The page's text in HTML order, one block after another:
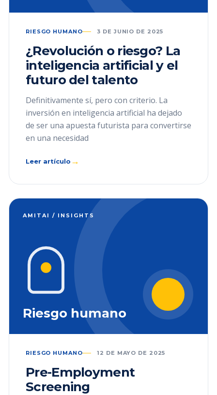
RIESGO HUMANO 3 DE JUNIO DE 2025
¿Revolución o riesgo? La
inteligencia artificial y el
futuro del talento
Definitivamente sí, pero con criterio. La
inversión en inteligencia artificial ha dejado
de ser una apuesta futurista para convertirse
en una necesidad
Leer artículo →
AMITAI / INSIGHTS
Riesgo humano
RIESGO HUMANO 12 DE MAYO DE 2025
Pre-Employment
Screening